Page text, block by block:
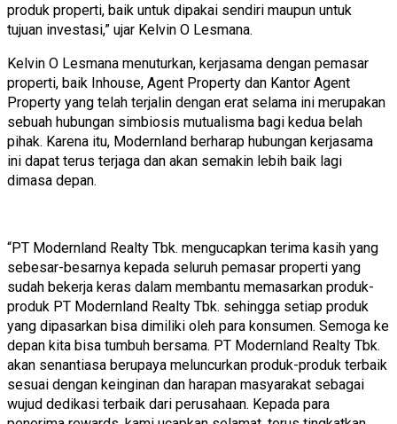
produk properti, baik untuk dipakai sendiri maupun untuk
tujuan investasi,” ujar Kelvin O Lesmana.
Kelvin O Lesmana menuturkan, kerjasama dengan pemasar
properti, baik Inhouse, Agent Property dan Kantor Agent
Property yang telah terjalin dengan erat selama ini merupakan
sebuah hubungan simbiosis mutualisma bagi kedua belah
pihak. Karena itu, Modernland berharap hubungan kerjasama
ini dapat terus terjaga dan akan semakin lebih baik lagi
dimasa depan.
“PT Modernland Realty Tbk. mengucapkan terima kasih yang
sebesar-besarnya kepada seluruh pemasar properti yang
sudah bekerja keras dalam membantu memasarkan produk-
produk PT Modernland Realty Tbk. sehingga setiap produk
yang dipasarkan bisa dimiliki oleh para konsumen. Semoga ke
depan kita bisa tumbuh bersama. PT Modernland Realty Tbk.
akan senantiasa berupaya meluncurkan produk-produk terbaik
sesuai dengan keinginan dan harapan masyarakat sebagai
wujud dedikasi terbaik dari perusahaan. Kepada para